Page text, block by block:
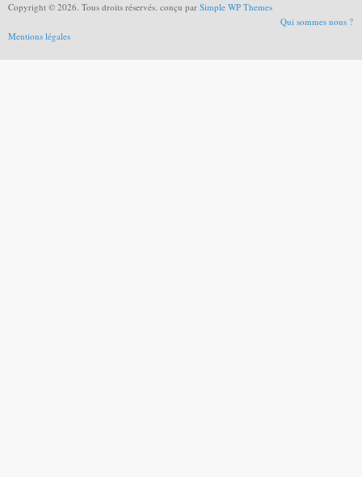
Copyright © 2026. Tous droits réservés. conçu par Simple WP Themes
Qui sommes nous ?
Mentions légales